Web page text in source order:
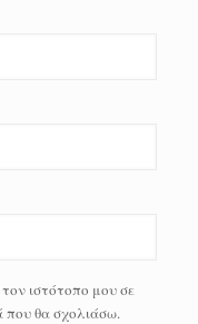
ιστότοπο μου σε
που θα σχολιάσω.